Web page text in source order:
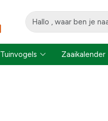
Tuinvogels Zaaikalender